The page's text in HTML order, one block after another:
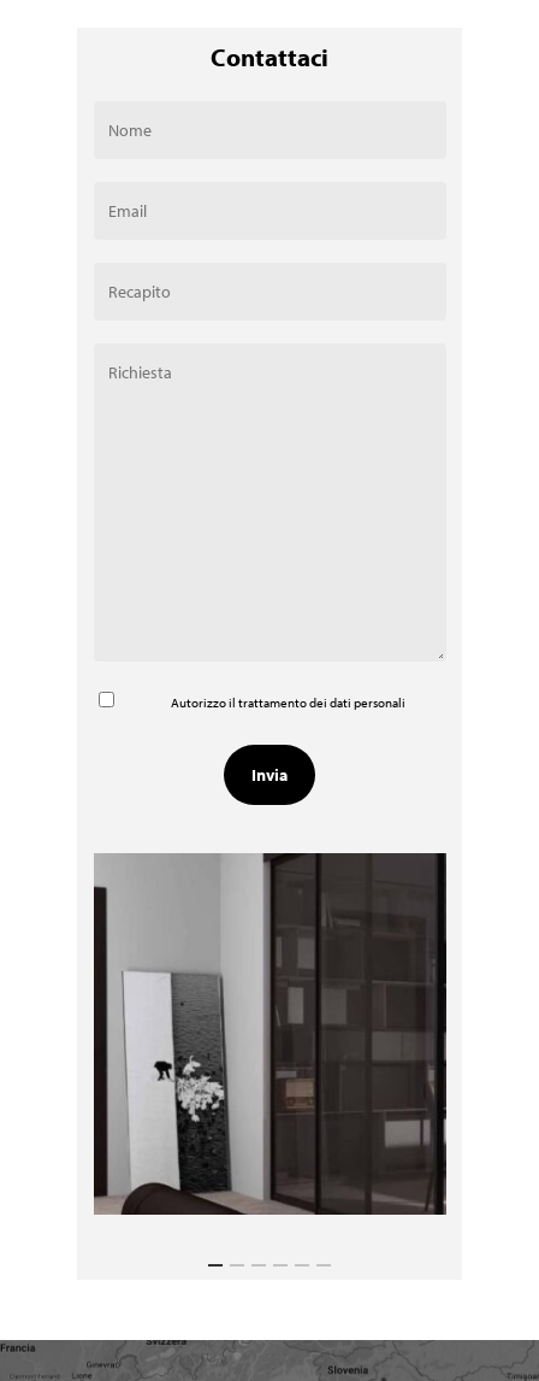
Contattaci
Autorizzo il trattamento dei dati personali